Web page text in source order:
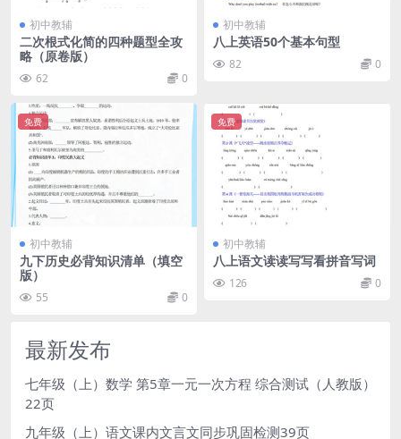
初中教辅
二次根式化简的四种题型全攻
略（原卷版）
62 0
初中教辅
八上英语50个基本句型
82 0
免费
初中教辅
九下历史必背知识清单（填空
版）
55 0
免费
初中教辅
八上语文读读写写看拼音写词
126 0
最新发布
七年级（上）数学 第5章一元一次方程 综合测试（人教版）
22页
九年级（上）语文课内文言文同步巩固检测39页